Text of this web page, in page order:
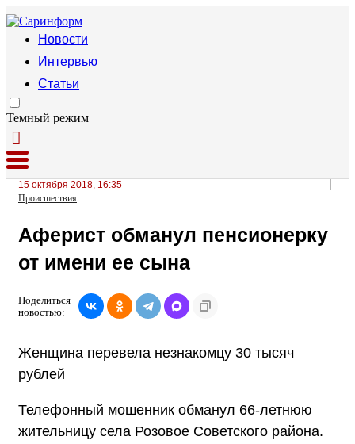
Новости
Интервью
Статьи
Темный режим
15 октября 2018, 16:35
Происшествия
Аферист обманул пенсионерку
от имени ее сына
Поделиться
новостью:
Женщина перевела незнакомцу 30 тысяч
рублей
Телефонный мошенник обманул 66-летнюю
жительницу села Розовое Советского района.